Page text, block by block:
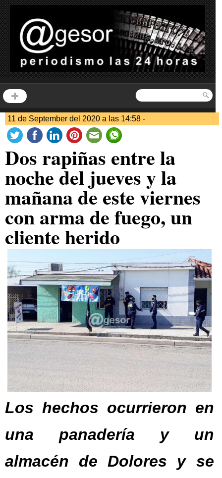
11 de September del 2020 a las 14:58 -
Dos rapiñas entre la
noche del jueves y la
mañana de este viernes
con arma de fuego, un
cliente herido
Los hechos ocurrieron en
una panadería y un
almacén de Dolores y se